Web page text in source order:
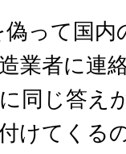
って国
業者に連
同じ答え
けてくる